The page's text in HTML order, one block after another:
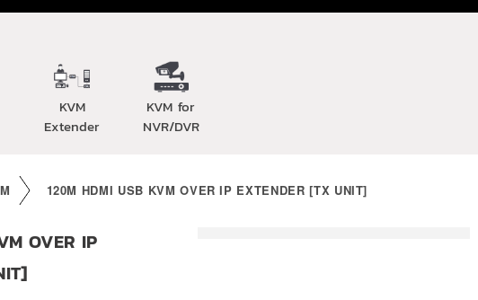
KVM
Extender
KVM for
NVR/DVR
120M HDMI USB KVM OVER IP EXTENDER [TX UNIT]
OVER IP